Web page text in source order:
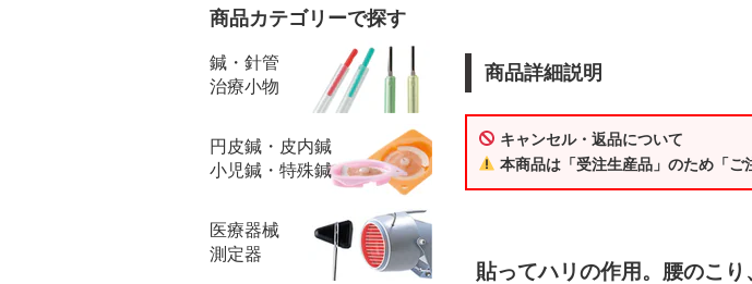
商品詳細説明
キャンセル・返品について
本商品は「受注生産品」のため「ご
貼ってハリの作用。腰のこり
商品カテゴリーで探す
鍼・針管
治療小物
円皮鍼・皮内鍼
小児鍼・特殊鍼
医療器械
測定器